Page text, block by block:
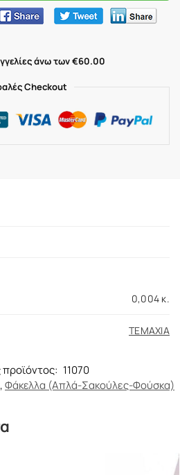
άνω των €60.00
Checkout
0,004 κ.
ΤΕΜΑΧΙΑ
προϊόντος: 11070
,Φάκελλα (Απλά-Σακούλες-Φούσκα)